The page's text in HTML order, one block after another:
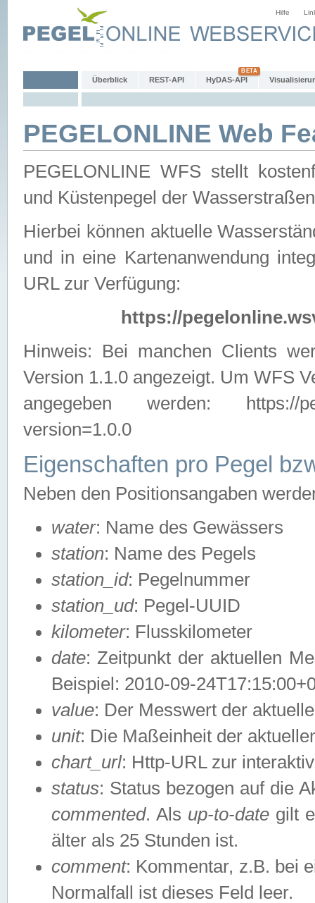
Hilfe
Überblick REST-API HyDAS-API
PEGELONLINE Web
PEGELONLINE WFS stellt
und Küstenpegel der
Hierbei können aktuelle
und in eine Kartenanwendung
URL zur Verfügung:
https://
Hinweis: Bei manchen Clients
Version 1.1.0 angezeigt. Um WFS
angegeben werden: https://
version=1.0.0
Eigenschaften pro Pegel
Neben den Positionsangaben
water: Name des Gewässers
station: Name des Pegels
station_id: Pegelnummer
station_ud: Pegel-UUID
kilometer: Flusskilometer
date: Zeitpunkt der aktuellen
Beispiel: 2010-09-
value: Der Messwert der
unit: Die Maßeinheit der
chart_url: Http-URL zur
status: Status bezogen auf die
commented. Als up-to-date gilt
älter als 25 Stunden ist.
comment: Kommentar, z.B. bei
Normalfall ist dieses Feld leer.